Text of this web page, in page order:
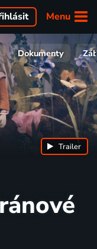
Menu
Dokumenty
Trailer